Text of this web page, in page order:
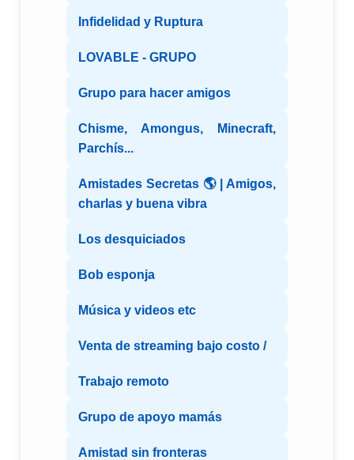
Infidelidad y Ruptura
LOVABLE - GRUPO
Grupo para hacer amigos
Chisme, Amongus, Minecraft,
Parchís...
Amistades Secretas 🌎 | Amigos,
charlas y buena vibra
Los desquiciados
Bob esponja
Música y videos etc
Venta de streaming bajo costo /
Trabajo remoto
Grupo de apoyo mamás
Amistad sin fronteras